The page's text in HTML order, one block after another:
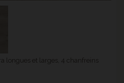
longues et larges, 4 chanfreins